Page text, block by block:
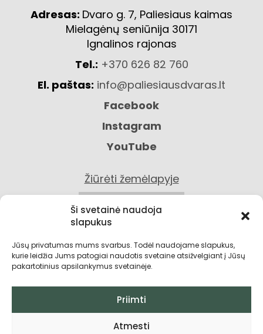
Ši svetainė naudoja
slapukus
Jūsų privatumas mums svarbus. Todėl naudojame slapukus,
kurie leidžia Jums patogiai naudotis svetaine atsižvelgiant į Jūsų
pakartotinius apsilankymus svetainėje.
Priimti
Atmesti
Adresas: Dvaro g. 7, Paliesiaus kaimas
Mielagėnų seniūnija 30171
Ignalinos rajonas
Tel.: +370 626 82 760
El. paštas: info@paliesiausdvaras.lt
Facebook
Instagram
YouTube
Žiūrėti žemėlapyje
KONTAKTAI
Privatumo politika